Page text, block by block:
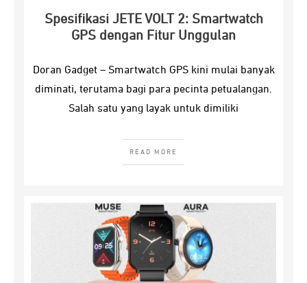
Spesifikasi JETE VOLT 2: Smartwatch
GPS dengan Fitur Unggulan
Doran Gadget – Smartwatch GPS kini mulai banyak
diminati, terutama bagi para pecinta petualangan.
Salah satu yang layak untuk dimiliki
READ MORE